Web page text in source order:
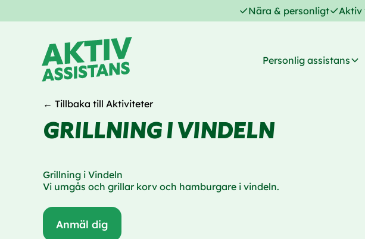
Nära & personligt Aktiv
Personlig assistans
← Tillbaka till Aktiviteter
GRILLNING I VINDELN
Grillning i Vindeln
Vi umgås och grillar korv och hamburgare i vindeln.
Anmäl dig